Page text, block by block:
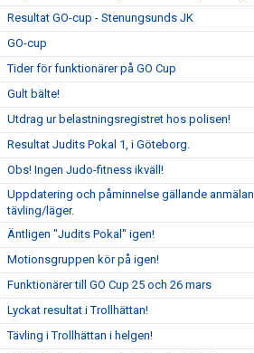
Resultat GO-cup - Stenungsunds JK
GO-cup
Tider för funktionärer på GO Cup
Gult bälte!
Utdrag ur belastningsregistret hos polisen!
Resultat Judits Pokal 1, i Göteborg.
Obs! Ingen Judo-fitness ikväll!
Uppdatering och påminnelse gällande anmälan
tävling/läger.
Äntligen "Judits Pokal" igen!
Motionsgruppen kör på igen!
Funktionärer till GO Cup 25 och 26 mars
Lyckat resultat i Trollhättan!
Tävling i Trollhättan i helgen!